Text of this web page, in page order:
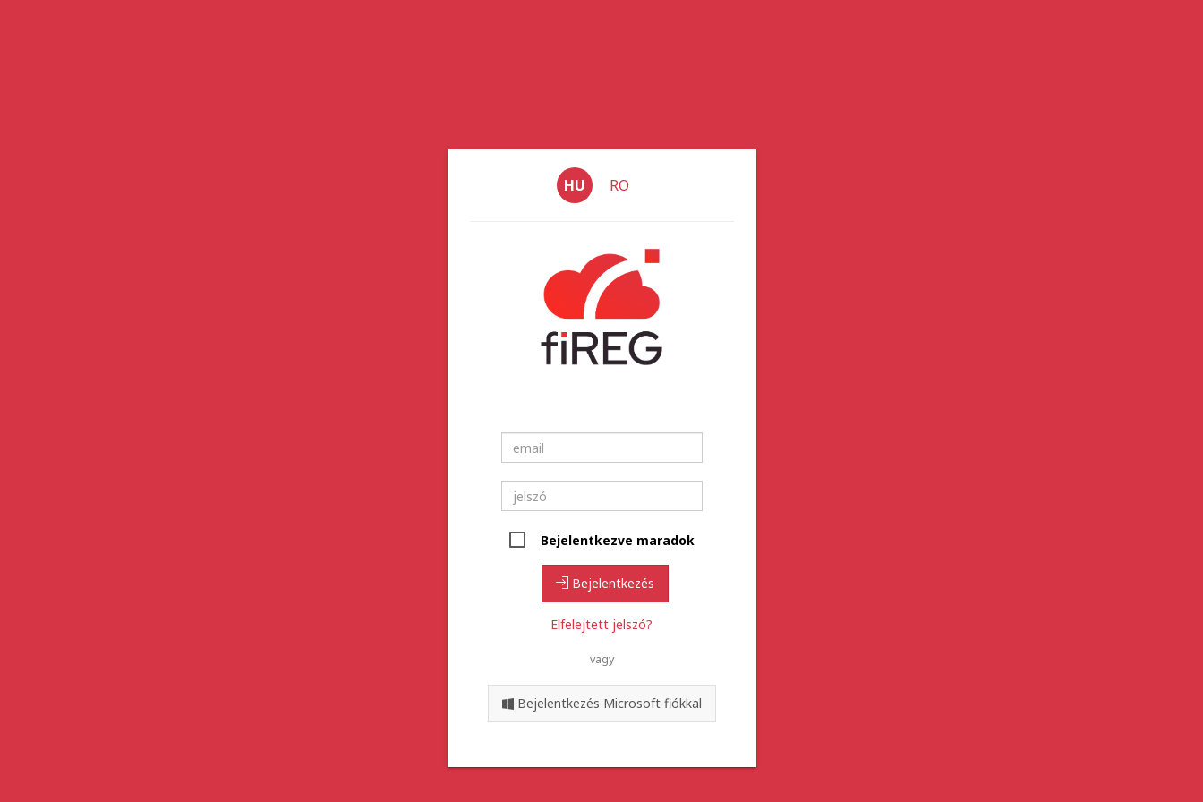
HU RO
Bejelentkezve maradok
Bejelentkezés
Elfelejtett jelszó?
vagy
Bejelentkezés Microsoft fiókkal